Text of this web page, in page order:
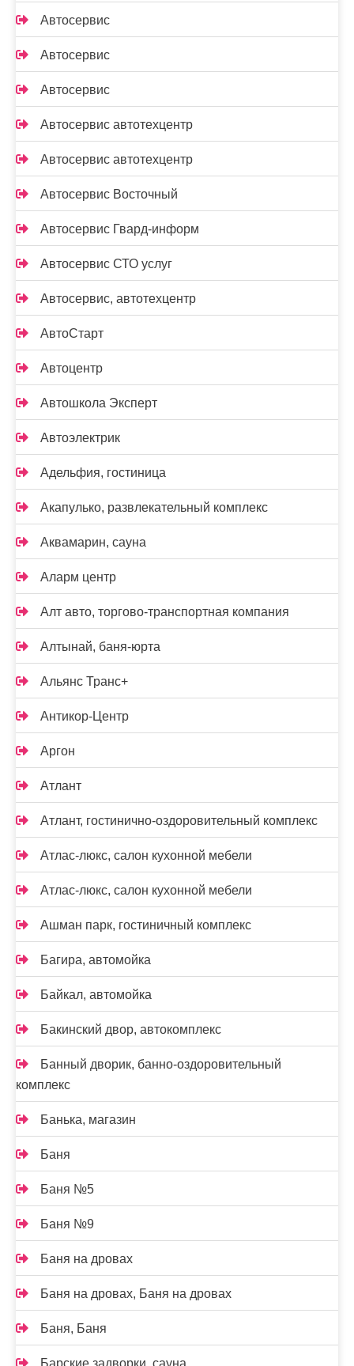
Автосервис
Автосервис
Автосервис
Автосервис автотехцентр
Автосервис автотехцентр
Автосервис Восточный
Автосервис Гвард-информ
Автосервис СТО услуг
Автосервис, автотехцентр
АвтоСтарт
Автоцентр
Автошкола Эксперт
Автоэлектрик
Адельфия, гостиница
Акапулько, развлекательный комплекс
Аквамарин, сауна
Аларм центр
Алт авто, торгово-транспортная компания
Алтынай, баня-юрта
Альянс Транс+
Антикор-Центр
Аргон
Атлант
Атлант, гостинично-оздоровительный комплекс
Атлас-люкс, салон кухонной мебели
Атлас-люкс, салон кухонной мебели
Ашман парк, гостиничный комплекс
Багира, автомойка
Байкал, автомойка
Бакинский двор, автокомплекс
Банный дворик, банно-оздоровительный
комплекс
Банька, магазин
Баня
Баня №5
Баня №9
Баня на дровах
Баня на дровах, Баня на дровах
Баня, Баня
Барские задворки, сауна